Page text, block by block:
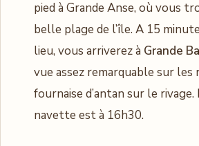
pied à Grande Anse, où vous
belle plage de l’île. A 15
lieu, vous arriverez à Grande
vue assez remarquable sur les
fournaise d’antan sur le
navette est à 16h30.